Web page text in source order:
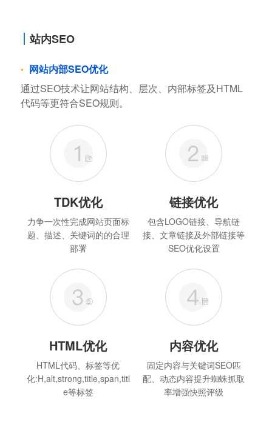
站内SEO
网站内部SEO优化
通过SEO技术让网站结构、层次、内部标签及HTML
代码等更符合SEO规则。
TDK优化
力争一次性完成网站页面标
题、描述、关键词的的合理
部署
链接优化
包含LOGO链接、导航链
接、文章链接及外部链接等
SEO优化设置
HTML优化
HTML代码、标签等优
化:H,alt,strong,title,span,titl
e等标签
内容优化
固定内容与关键词SEO匹
配、动态内容提升蜘蛛抓取
率增强快照评级